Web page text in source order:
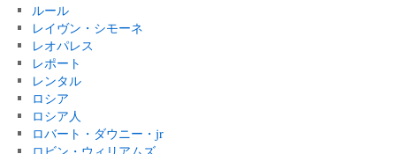
ルール
レイヴン・シモーネ
レオパレス
レポート
レンタル
ロシア
ロシア人
ロバート・ダウニー・jr